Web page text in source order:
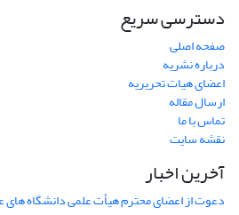
دسترسی سریع
صفحه اصلی
درباره نشریه
اعضای هیات تحریریه
ارسال مقاله
تماس با ما
نقشه سایت
آخرین اخبار
دعوت از اعضای محترم هیأت علمی دانشگاه